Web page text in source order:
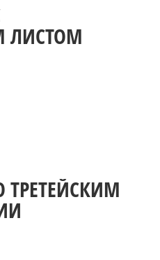
ЛИСТОМ
ТРЕТЕЙСКИМ